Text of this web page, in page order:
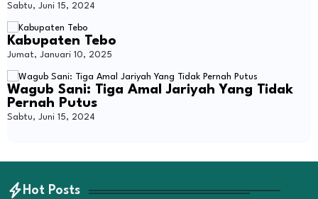
Sabtu, Juni 15, 2024
Kabupaten Tebo
Jumat, Januari 10, 2025
Wagub Sani: Tiga Amal Jariyah Yang Tidak
Pernah Putus
Sabtu, Juni 15, 2024
Hot Posts